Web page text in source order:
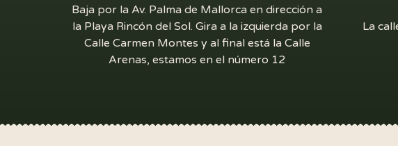
Baja por la Av. Palma de Mallorca en dirección a
la Playa Rincón del Sol. Gira a la izquierda por la
Calle Carmen Montes y al final está la Calle
Arenas, estamos en el número 12
La